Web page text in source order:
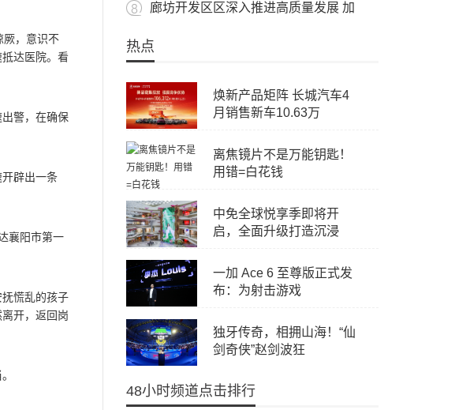
厥，意识不
达医院。看
警，在确保
辟出一条
襄阳市第一
慌乱的孩子
开，返回岗
廊坊开发区区深入推进高质量发展 加
热点
焕新产品矩阵 长城汽车4
月销售新车10.63万
离焦镜片不是万能钥匙！
用错=白花钱
中免全球悦享季即将开
启，全面升级打造沉浸
一加 Ace 6 至尊版正式发
布：为射击游戏
独牙传奇，相拥山海！“仙
剑奇侠”赵剑波狂
48小时频道点击排行